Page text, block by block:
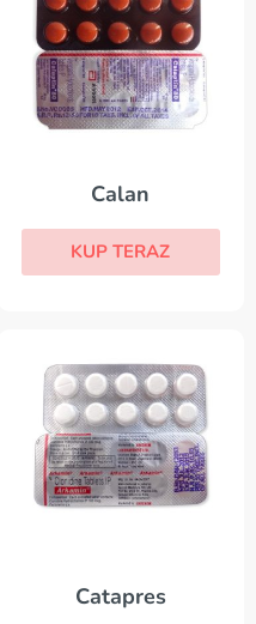
Calan
KUP TERAZ
Catapres